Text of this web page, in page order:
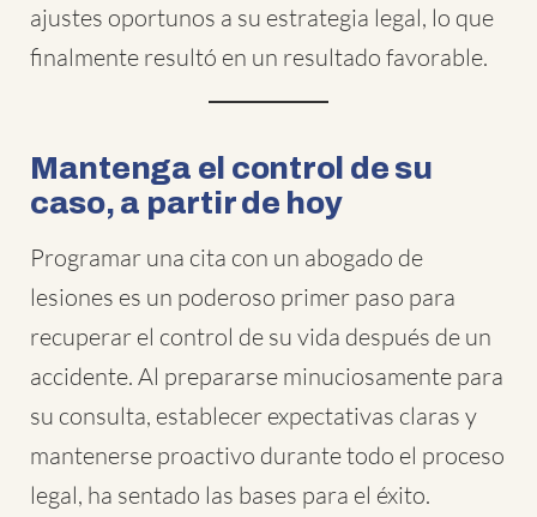
ajustes oportunos a su estrategia legal, lo que
finalmente resultó en un resultado favorable.
Mantenga el control de su
caso, a partir de hoy
Programar una cita con un abogado de
lesiones es un poderoso primer paso para
recuperar el control de su vida después de un
accidente. Al prepararse minuciosamente para
su consulta, establecer expectativas claras y
mantenerse proactivo durante todo el proceso
legal, ha sentado las bases para el éxito.